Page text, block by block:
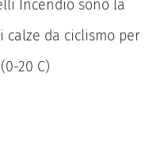
Incendio sono la
calze da ciclismo per
20 C)